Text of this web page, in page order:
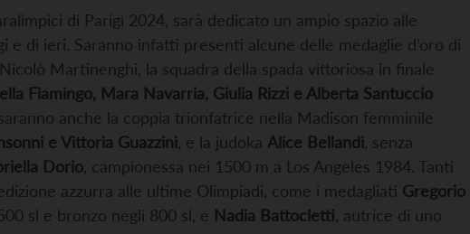
di Parigi 2024, sarà dedicato un ampio spazio alle
e di ieri. Saranno infatti presenti alcune delle medaglie d’oro di
Martinenghi, la squadra della spada vittoriosa in finale
Fiamingo, Mara Navarria, Giulia Rizzi e Alberta Santuccio
anche la coppia trionfatrice nella Madison femminile
e Vittoria Guazzini , e la judoka Alice Bellandi , senza
Dorio , campionessa nei 1500 m a Los Angeles 1984. Tanti
azzurra alle ultime Olimpiadi, come i medagliati Gregorio
sl e bronzo negli 800 sl, e Nadia Battocletti , autrice di uno